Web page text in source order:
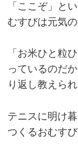
「ここぞ」と
むすびは元気の
「お米ひと粒
っているのだ
り返し教えら
テニスに明け
つくるおむす